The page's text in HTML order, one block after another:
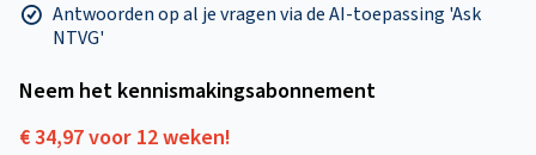
Antwoorden op al je vragen via de AI-toepassing 'Ask
NTVG'
Neem het kennismakings­abonnement
€ 34,97 voor 12 weken!